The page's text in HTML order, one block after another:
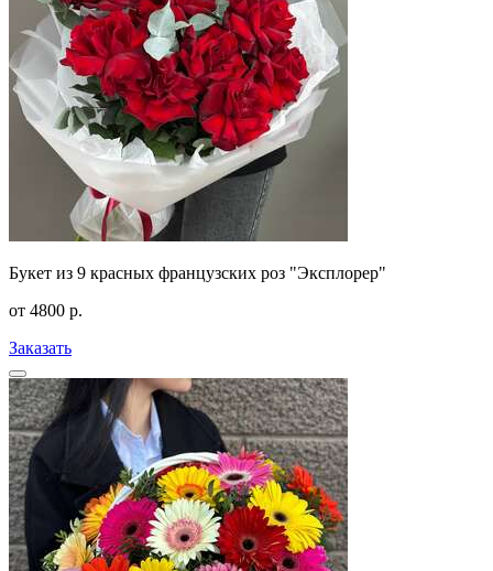
Букет из 9 красных французских роз "Эксплорер"
от 4800 р.
Заказать